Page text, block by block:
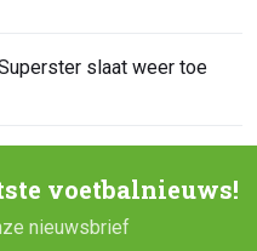
slaat weer toe
voetbalnieuws!
nieuwsbrief